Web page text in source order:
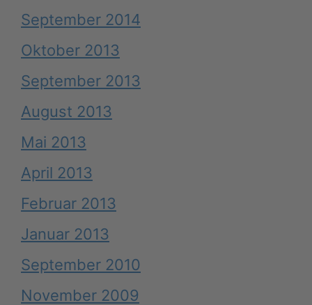
September 2014
Oktober 2013
September 2013
August 2013
Mai 2013
April 2013
Februar 2013
Januar 2013
September 2010
November 2009